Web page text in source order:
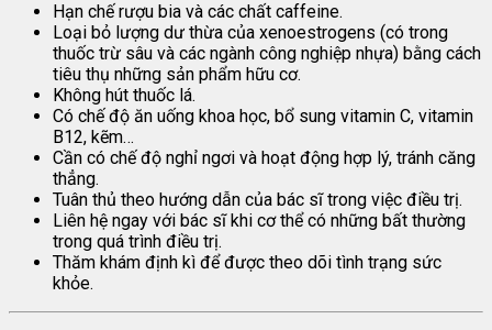
Hạn chế rượu bia và các chất caffeine.
Loại bỏ lượng dư thừa của xenoestrogens (có trong
thuốc trừ sâu và các ngành công nghiệp nhựa) bằng cách
tiêu thụ những sản phẩm hữu cơ.
Không hút thuốc lá.
Có chế độ ăn uống khoa học, bổ sung vitamin C, vitamin
B12, kẽm…
Cần có chế độ nghỉ ngơi và hoạt động hợp lý, tránh căng
thẳng.
Tuân thủ theo hướng dẫn của bác sĩ trong việc điều trị.
Liên hệ ngay với bác sĩ khi cơ thể có những bất thường
trong quá trình điều trị.
Thăm khám định kì để được theo dõi tình trạng sức
khỏe.